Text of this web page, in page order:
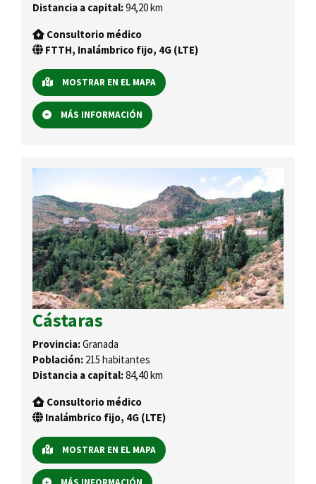
Distancia a capital:94,20 km
Consultorio médico
FTTH, Inalámbrico fijo, 4G (LTE)
MOSTRAR EN EL MAPA
MÁS INFORMACIÓN
Cástaras
Provincia:Granada
Población: 215 habitantes
Distancia a capital:84,40 km
Consultorio médico
Inalámbrico fijo, 4G (LTE)
MOSTRAR EN EL MAPA